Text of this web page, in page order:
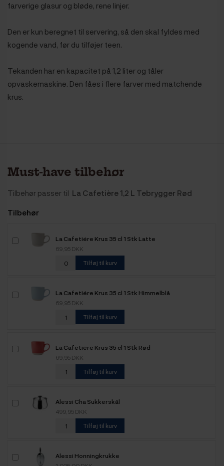
farverige glasur og bløde, rene linjer.
Den er kun beregnet til servering, så den skal fyldes med
kogende vand, før du tilføjer teen.
Tekanden har en kapacitet på 1,2 liter og tåler
opvaskemaskine. Den fåes i flere farver med matchende
krus.
Must-have tilbehør
Tilbehør passer til La Cafetière 1,2 L Tebrygger Rød
Tilbehør
La Cafetiére Krus 35 cl 1 Stk Latte
69,95 DKK
Tilføj til kurv
La Cafetiére Krus 35 cl 1 Stk Himmelblå
69,95 DKK
Tilføj til kurv
La Cafetiére Krus 35 cl 1 Stk Rød
69,95 DKK
Tilføj til kurv
Alessi Cha Sukkerskål
499,95 DKK
Tilføj til kurv
Alessi Honningkrukke